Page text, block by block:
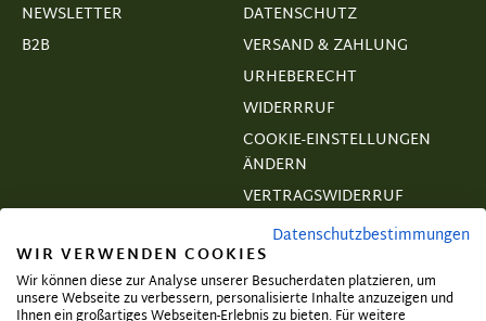
NEWSLETTER
B2B
DATENSCHUTZ
VERSAND & ZAHLUNG
URHEBERECHT
WIDERRRUF
COOKIE-EINSTELLUNGEN
ÄNDERN
VERTRAGSWIDERRUF
Datenschutzbestimmungen
WIR VERWENDEN COOKIES
Wir können diese zur Analyse unserer Besucherdaten platzieren, um
unsere Webseite zu verbessern, personalisierte Inhalte anzuzeigen und